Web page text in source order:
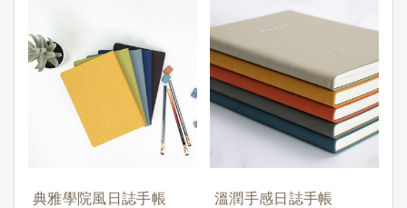
典雅學院風日誌手帳 溫潤手感日誌手帳